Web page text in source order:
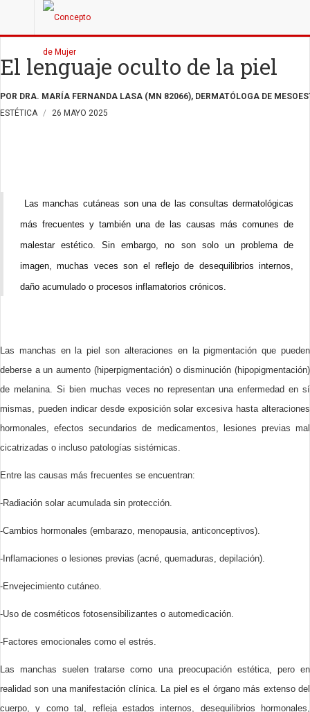
El lenguaje oculto de la piel
POR DRA. MARÍA FERNANDA LASA (MN 82066), DERMATÓLOGA DE
ESTÉTICA
26 MAYO 2025
Las manchas cutáneas son una de las consultas dermatológicas
más frecuentes y también una de las causas más comunes de
malestar estético. Sin embargo, no son solo un problema de
imagen, muchas veces son el reflejo de desequilibrios internos,
daño acumulado o procesos inflamatorios crónicos.
Las manchas en la piel son alteraciones en la pigmentación que pueden
deberse a un aumento (hiperpigmentación) o disminución (hipopigmentación)
de melanina. Si bien muchas veces no representan una enfermedad en sí
mismas, pueden indicar desde exposición solar excesiva hasta alteraciones
hormonales, efectos secundarios de medicamentos, lesiones previas mal
cicatrizadas o incluso patologías sistémicas.
Entre las causas más frecuentes se encuentran:
-Radiación solar acumulada sin protección.
-Cambios hormonales (embarazo, menopausia, anticonceptivos).
-Inflamaciones o lesiones previas (acné, quemaduras, depilación).
-Envejecimiento cutáneo.
-Uso de cosméticos fotosensibilizantes o automedicación.
-Factores emocionales como el estrés.
Las manchas suelen tratarse como una preocupación estética, pero en
realidad son una manifestación clínica. La piel es el órgano más extenso del
cuerpo, y como tal, refleja estados internos, desequilibrios hormonales,